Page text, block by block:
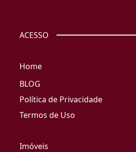
ACESSO
Home
BLOG
Política de Privacidade
Termos de Uso
Imóveis